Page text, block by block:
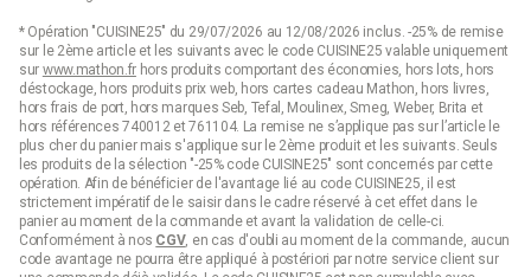
* Opération "CUISINE25" du 29/07/2026 au 12/08/2026 inclus. -25% de remise
sur le 2ème article et les suivants avec le code CUISINE25 valable uniquement
sur www.mathon.frhors produits comportant des économies, hors lots, hors
déstockage, hors produits prix web, hors cartes cadeau Mathon, hors livres,
hors frais de port, hors marques Seb, Tefal, Moulinex, Smeg, Weber, Brita et
hors références 740012 et 761104. La remise ne s’applique pas sur l’article le
plus cher du panier mais s'applique sur le 2ème produit et les suivants. Seuls
les produits de la sélection "-25% code CUISINE25" sont concernés par cette
opération. Afin de bénéficier de l'avantage lié au code CUISINE25, il est
strictement impératif de le saisir dans le cadre réservé à cet effet dans le
panier au moment de la commande et avant la validation de celle-ci.
Conformément à nos CGV, en cas d'oubli au moment de la commande, aucun
code avantage ne pourra être appliqué à postériori par notre service client sur